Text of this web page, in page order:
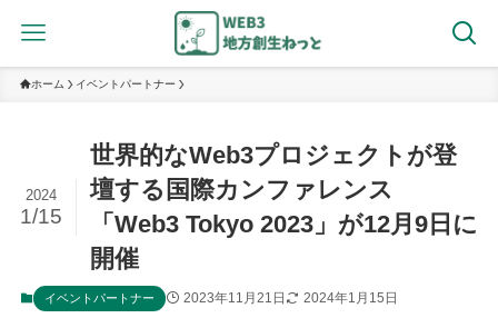
ホーム イベントパートナー
世界的なWeb3プロジェクトが登
壇する国際カンファレンス
「Web3 Tokyo 2023」が12月9日に
開催
2024
1/15
イベントパートナー 2023年11月21日 2024年1月15日